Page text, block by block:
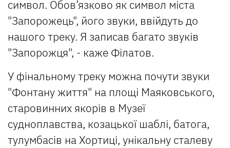
символ. Обов’язково як символ міста
"Запорожець", його звуки, ввійдуть до
нашого треку. Я записав багато звуків
"Запорожця", - каже Філатов.
У фінальному треку можна почути звуки
"Фонтану життя" на площі Маяковського,
старовинних якорів в Музеї
судноплавства, козацької шаблі, батога,
тулумбасів на Хортиці, унікальну сталеву